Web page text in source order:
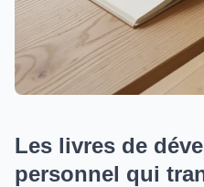
Les livres de
personnel qui